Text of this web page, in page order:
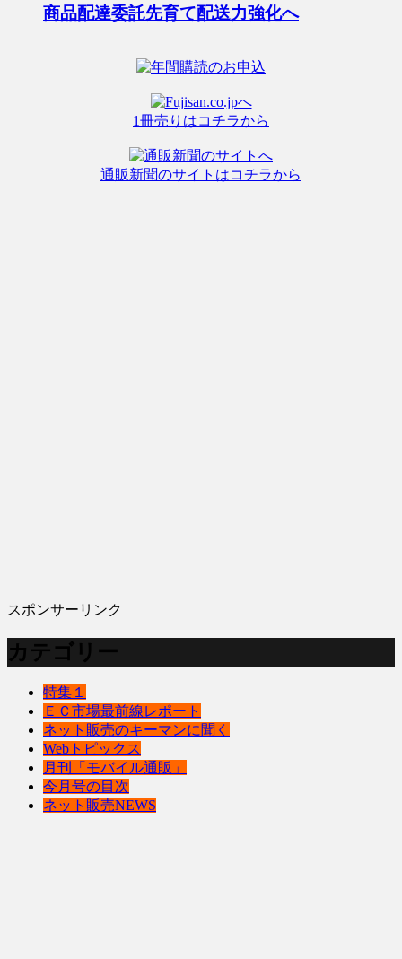
商品配達委託先育て配送力強化へ
1冊売りはコチラから
通販新聞のサイトはコチラから
スポンサーリンク
カテゴリー
特集１
ＥＣ市場最前線レポート
ネット販売のキーマンに聞く
Webトピックス
月刊「モバイル通販」
今月号の目次
ネット販売NEWS